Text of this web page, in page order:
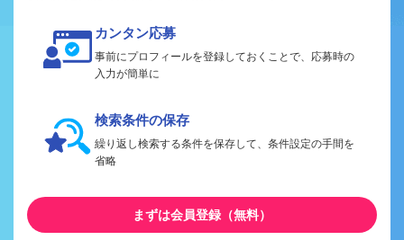
カンタン応募
事前にプロフィールを登録しておくことで、応募時の
入力が簡単に
検索条件の保存
繰り返し検索する条件を保存して、条件設定の手間を
省略
まずは会員登録（無料）